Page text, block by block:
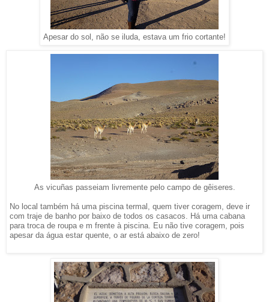
Apesar do sol, não se iluda, estava um frio cortante!
As vicuñas passeiam livremente pelo campo de gêiseres.
No local também há uma piscina termal, quem tiver coragem, deve ir
com traje de banho por baixo de todos os casacos. Há uma cabana
para troca de roupa e m frente à piscina. Eu não tive coragem, pois
apesar da água estar quente, o ar está abaixo de zero!